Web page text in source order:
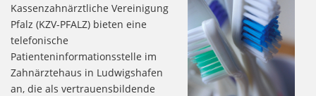
Kassenzahnärztliche Vereinigung
Pfalz (KZV-PFALZ) bieten eine
telefonische
Patienteninformationsstelle im
Zahnärztehaus in Ludwigshafen
an, die als vertrauensbildende